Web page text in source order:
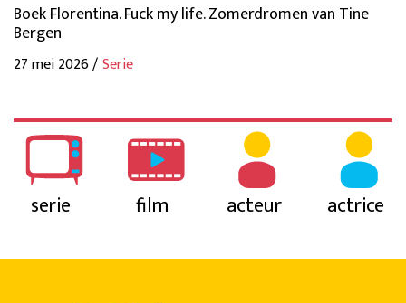
Boek Florentina. Fuck my life. Zomerdromen van Tine
Bergen
27 mei 2026 /Serie
serie film acteur actrice